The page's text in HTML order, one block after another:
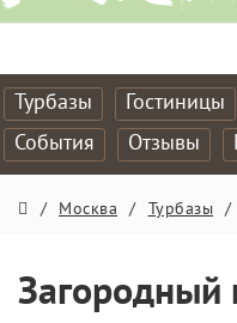
Турбазы Гостиницы
События
Отзывы
/ Москва / Турбазы /
Загородный